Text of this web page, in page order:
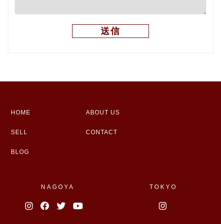
HOME ABOUT US
SELL CONTACT
BLOG
NAGOYA TOKYO